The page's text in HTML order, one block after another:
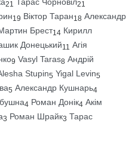
21 21
19 Віктор Таран18 Александр
Брест14 Кирилл
Донецький11 Агія
9 Vasyl Taras8 Андрій
Stupin5 Yigal Levin5
5 Александр Кушнарь4
4 Роман Донік4 Акім
3 Роман Шрайк3 Тарас